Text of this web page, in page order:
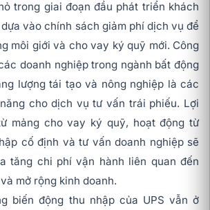
trong giai đoạn đầu phát triển khách
dựa vào chính sách giảm phí dịch vụ để
môi giới và cho vay ký quỹ mới. Công
doanh nghiệp trong ngành bất động
lượng tái tạo và nông nghiệp là các
cho dịch vụ tư vấn trái phiếu. Lợi
mảng cho vay ký quỹ, hoạt động từ
cố định và tư vấn doanh nghiệp sẽ
tăng chi phí vận hành liên quan đến
mở rộng kinh doanh.
biến động thu nhập của UPS vẫn ở